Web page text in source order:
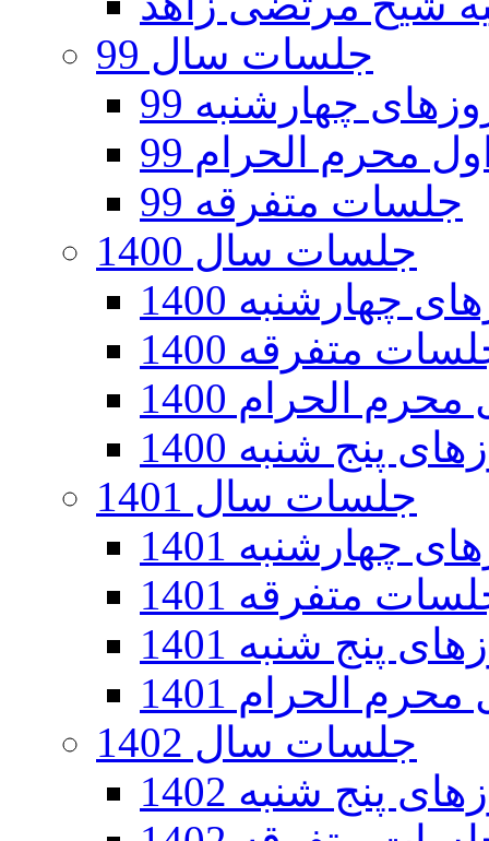
جلسات سال 99
چهارشنبه 99
محرم الحرام 99
جلسات متفرقه 99
جلسات سال 1400
چهارشنبه 1400
متفرقه 1400
الحرام 1400
پنج شنبه 1400
جلسات سال 1401
چهارشنبه 1401
متفرقه 1401
پنج شنبه 1401
الحرام 1401
جلسات سال 1402
پنج شنبه 1402